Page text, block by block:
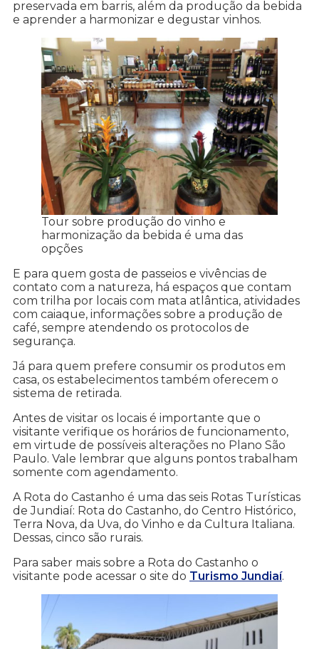
preservada em barris, além da produção da bebida
e aprender a harmonizar e degustar vinhos.
Tour sobre produção do vinho e
harmonização da bebida é uma das
opções
E para quem gosta de passeios e vivências de
contato com a natureza, há espaços que contam
com trilha por locais com mata atlântica, atividades
com caiaque, informações sobre a produção de
café, sempre atendendo os protocolos de
segurança.
Já para quem prefere consumir os produtos em
casa, os estabelecimentos também oferecem o
sistema de retirada.
Antes de visitar os locais é importante que o
visitante verifique os horários de funcionamento,
em virtude de possíveis alterações no Plano São
Paulo. Vale lembrar que alguns pontos trabalham
somente com agendamento.
A Rota do Castanho é uma das seis Rotas Turísticas
de Jundiaí: Rota do Castanho, do Centro Histórico,
Terra Nova, da Uva, do Vinho e da Cultura Italiana.
Dessas, cinco são rurais.
Para saber mais sobre a Rota do Castanho o
visitante pode acessar o site do Turismo Jundiaí.